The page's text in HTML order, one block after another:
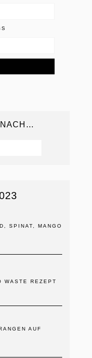
SPINAT, MANGO
WASTE REZEPT
AUF